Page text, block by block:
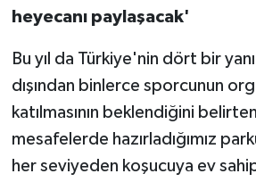
heyecanı paylaşacak'
Bu yıl da Türkiye'nin dört bir
dışından binlerce sporcunun
katılmasının beklendiğini
mesafelerde hazırladığımız
her seviyeden koşucuya ev